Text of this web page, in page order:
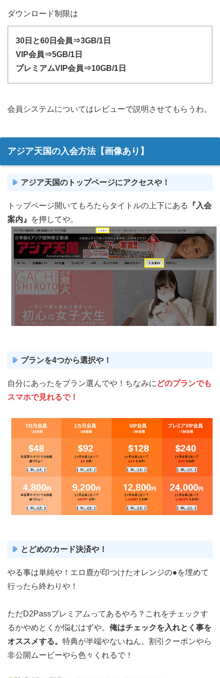
ダウンロード制限は
30日と60日会員⇒3GB/1日
VIP会員⇒5GB/1日
プレミアムVIP会員⇒10GB/1日
会員システムについてはレビューで説明させてもらうわ。
アジア天国の入会方法【画像あり】
アジア天国のトップページにアクセスや！
トップページ開いてもろたらタイトルの上下にある
『入会
案内』
を押してや。
プランを4つから選択や！
自分にあったをプラン選んでや！ちなみに どのプランでも
スマホで見れるで！
とどめのカード決済や！
やる事は単純や！エロ鹿が印つけたオレンジの●を埋めて
行ったら終わりや！
ただD2Passプレミアムってあるやろ？これをチェックす
るかやめとくか悩むはずや。 俺はチェックを入れとく事を
オススメする。 特典が半端やないねん。割引クーポンやら
非公開ムービーやら色々くれるで！